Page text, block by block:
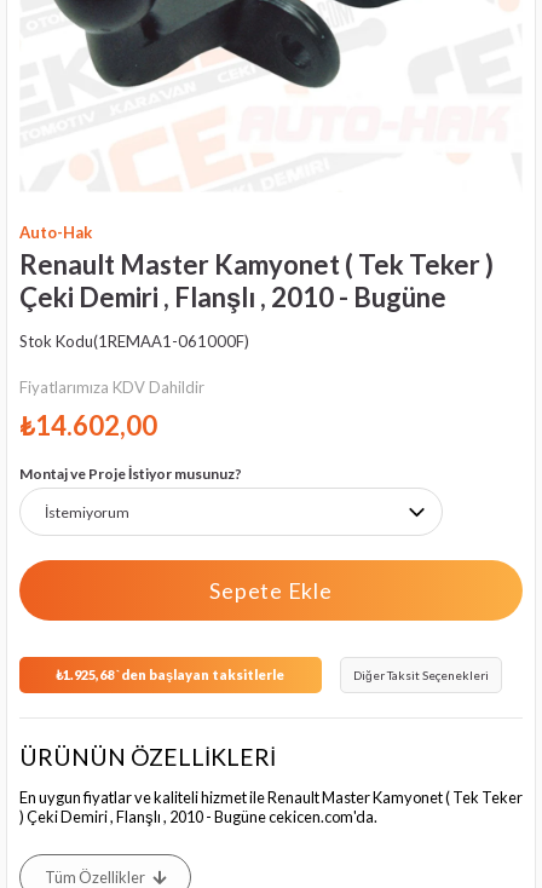
Auto-Hak
Renault Master Kamyonet ( Tek Teker )
Çeki Demiri , Flanşlı , 2010 - Bugüne
Stok Kodu(1REMAA1-061000F)
Fiyatlarımıza KDV Dahildir
₺14.602,00
Montaj ve Proje İstiyor musunuz?
₺1.925,68`den başlayan taksitlerle Diğer Taksit Seçenekleri
ÜRÜNÜN ÖZELLİKLERİ
En uygun fiyatlar ve kaliteli hizmet ile Renault Master Kamyonet ( Tek Teker
) Çeki Demiri , Flanşlı , 2010 - Bugüne cekicen.com'da.
Tüm Özellikler